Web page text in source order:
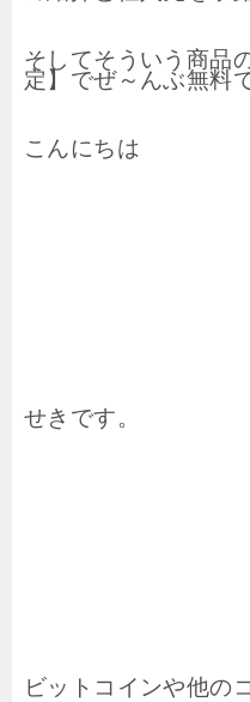
そしてそういう商品
定】でぜ～んぶ無料
こんにちは
せきです。
ビットコインや他の